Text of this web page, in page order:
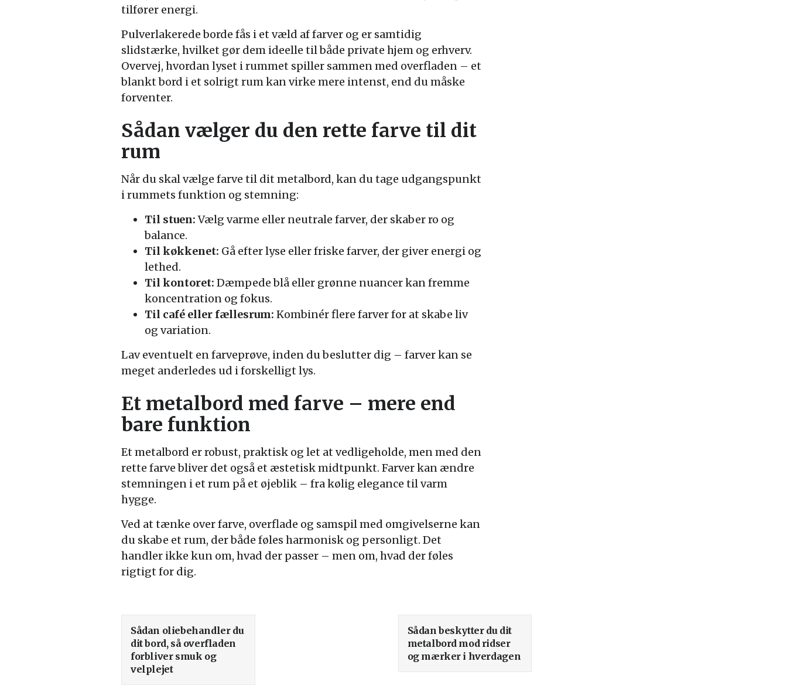
tilfører energi.
Pulverlakerede borde fås i et væld af farver og er samtidig
slidstærke, hvilket gør dem ideelle til både private hjem og erhverv.
Overvej, hvordan lyset i rummet spiller sammen med overfladen – et
blankt bord i et solrigt rum kan virke mere intenst, end du måske
forventer.
Sådan vælger du den rette farve til dit
rum
Når du skal vælge farve til dit metalbord, kan du tage udgangspunkt
i rummets funktion og stemning:
Til stuen:Vælg varme eller neutrale farver, der skaber ro og
balance.
Til køkkenet: Gå efter lyse eller friske farver, der giver energi og
lethed.
Til kontoret: Dæmpede blå eller grønne nuancer kan fremme
koncentration og fokus.
Til café eller fællesrum: Kombinér flere farver for at skabe liv
og variation.
Lav eventuelt en farveprøve, inden du beslutter dig – farver kan se
meget anderledes ud i forskelligt lys.
Et metalbord med farve – mere end
bare funktion
Et metalbord er robust, praktisk og let at vedligeholde, men med den
rette farve bliver det også et æstetisk midtpunkt. Farver kan ændre
stemningen i et rum på et øjeblik – fra kølig elegance til varm
hygge.
Ved at tænke over farve, overflade og samspil med omgivelserne kan
du skabe et rum, der både føles harmonisk og personligt. Det
handler ikke kun om, hvad der passer – men om, hvad der føles
rigtigt for dig.
Sådan oliebehandler du
dit bord, så overfladen
forbliver smuk og
velplejet
Sådan beskytter du dit
metalbord mod ridser
og mærker i hverdagen